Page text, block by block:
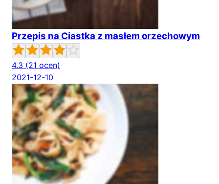
Przepis na Ciastka z masłem orzechowym
4.3 (21 ocen)
2021-12-10